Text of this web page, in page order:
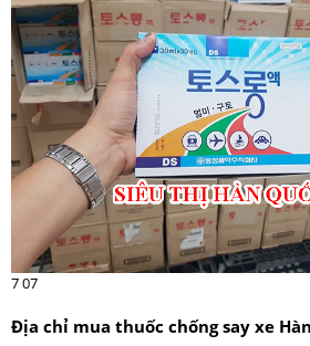
707
Địa chỉ mua thuốc chống say xe